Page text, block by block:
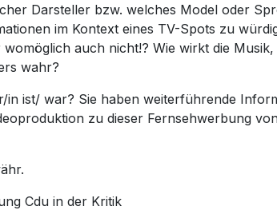
Darsteller bzw. welches Model oder
im Kontext eines TV-Spots zu
womöglich auch nicht!? Wie wirkt die
wahr?
in ist/ war? Sie haben weiterführende
zu dieser Fernsehwerbung
Cdu in der Kritik